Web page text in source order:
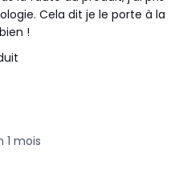
Cela dit je le porte à la
!
1 mois